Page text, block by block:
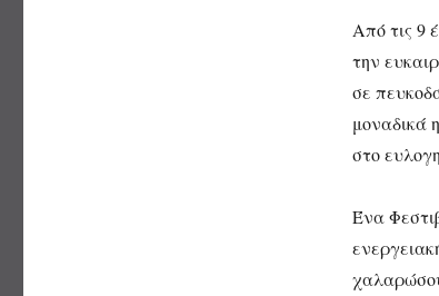
Από τις 9
την
σε
μοναδικά
στο
Ένα